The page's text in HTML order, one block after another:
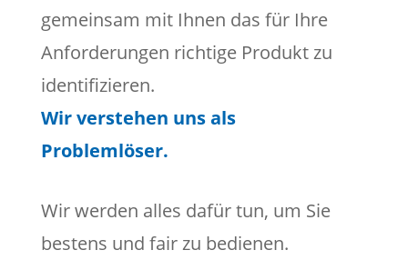
gemeinsam mit Ihnen das für Ihre
Anforderungen richtige Produkt zu
identifizieren.
Wir verstehen uns als
Problemlöser.
Wir werden alles dafür tun, um Sie
bestens und fair zu bedienen.